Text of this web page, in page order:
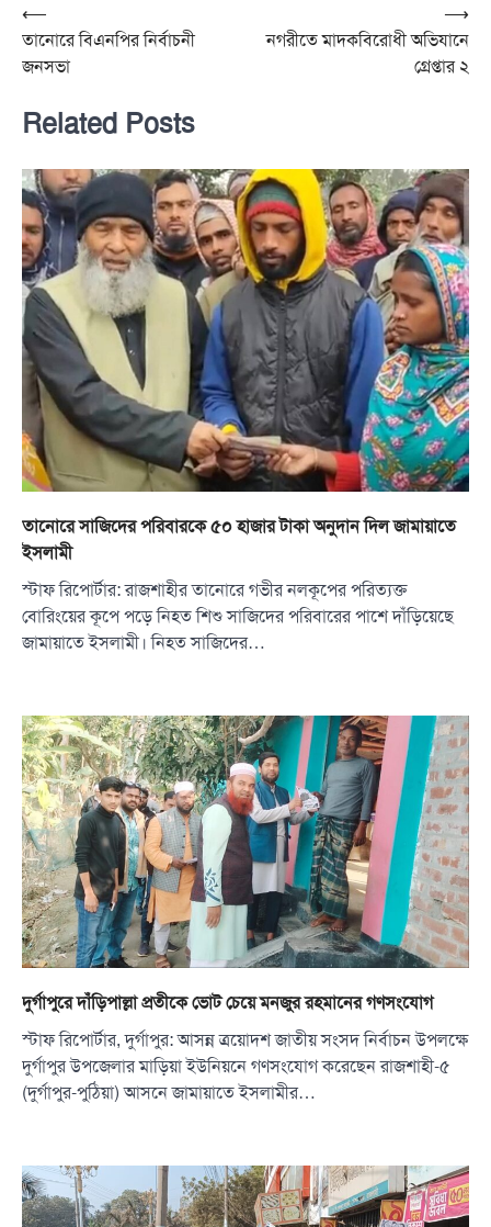
Post
navigation
⟵
তানোরে বিএনপির নির্বাচনী
জনসভা
নগরীতে মাদকবিরোধী অভিযানে
গ্রেপ্তার ২
⟶
Related Posts
তানোরে সাজিদের পরিবারকে ৫০ হাজার টাকা অনুদান দিল জামায়াতে
ইসলামী
স্টাফ রিপোর্টার: রাজশাহীর তানোরে গভীর নলকূপের পরিত্যক্ত
বোরিংয়ের কূপে পড়ে নিহত শিশু সাজিদের পরিবারের পাশে দাঁড়িয়েছে
জামায়াতে ইসলামী। নিহত সাজিদের…
দুর্গাপুরে দাঁড়িপাল্লা প্রতীকে ভোট চেয়ে মনজুর রহমানের গণসংযোগ
স্টাফ রিপোর্টার, দুর্গাপুর: আসন্ন ত্রয়োদশ জাতীয় সংসদ নির্বাচন উপলক্ষে
দুর্গাপুর উপজেলার মাড়িয়া ইউনিয়নে গণসংযোগ করেছেন রাজশাহী-৫
(দুর্গাপুর-পুঠিয়া) আসনে জামায়াতে ইসলামীর…